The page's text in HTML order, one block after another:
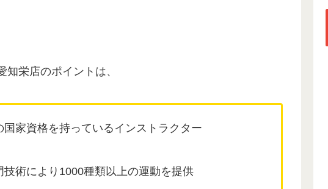
栄店のポイントは、
家資格を持っているインストラクター
術により1000種類以上の運動を提供